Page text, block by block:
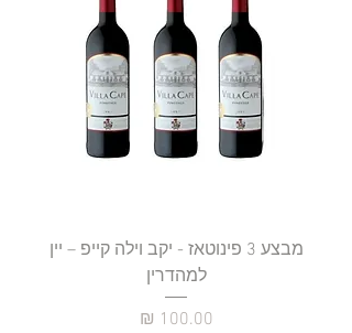
מבצע 3 פינוטאז - יקב וילה קייפ – יין
למהדרין
מחיר